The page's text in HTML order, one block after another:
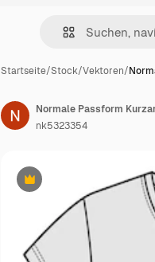
Startseite/Stock/Vektoren/
Premium
nk5323354